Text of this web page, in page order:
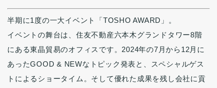
半期に1度の一大イベント「TOSHO AWARD」。
イベントの舞台は、住友不動産六本木グランドタワー8階
にある東晶貿易のオフィスです。2024年の7月から12月に
あったGOOD & NEWなトピック発表と、スペシャルゲス
トによるショータイム。そして優れた成果を残し会社に貢